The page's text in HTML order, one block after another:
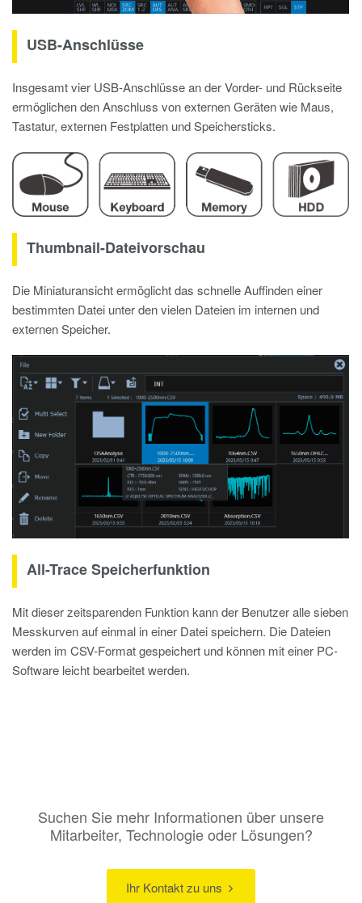
USB-Anschlüsse
Insgesamt vier USB-Anschlüsse an der Vorder- und Rückseite
ermöglichen den Anschluss von externen Geräten wie Maus,
Tastatur, externen Festplatten und Speichersticks.
Thumbnail-Dateivorschau
Die Miniaturansicht ermöglicht das schnelle Auffinden einer
bestimmten Datei unter den vielen Dateien im internen und
externen Speicher.
All-Trace Speicherfunktion
Mit dieser zeitsparenden Funktion kann der Benutzer alle sieben
Messkurven auf einmal in einer Datei speichern. Die Dateien
werden im CSV-Format gespeichert und können mit einer PC-
Software leicht bearbeitet werden.
Suchen Sie mehr Informationen über unsere
Mitarbeiter, Technologie oder Lösungen?
Ihr Kontakt zu uns